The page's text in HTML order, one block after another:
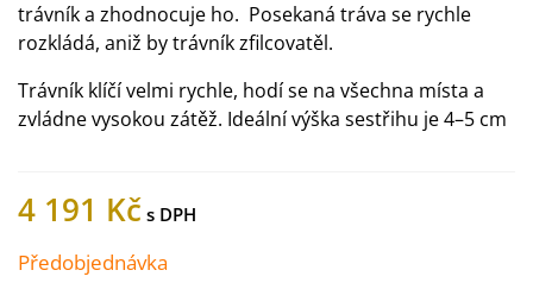
trávník a zhodnocuje ho. Posekaná tráva se rychle
rozkládá, aniž by trávník zfilcovatěl.
Trávník klíčí velmi rychle, hodí se na všechna místa a
zvládne vysokou zátěž. Ideální výška sestřihu je 4–5 cm
4 191 Kč
Předobjednávka